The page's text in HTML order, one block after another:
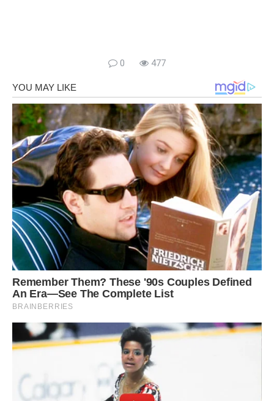
0 477